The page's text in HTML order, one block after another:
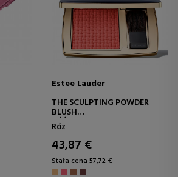
Estee Lauder
THE SCULPTING POWDER
BLUSH
RÓŻ W PROSZKU
Róz
43,87 €
Stała cena 57,72 €